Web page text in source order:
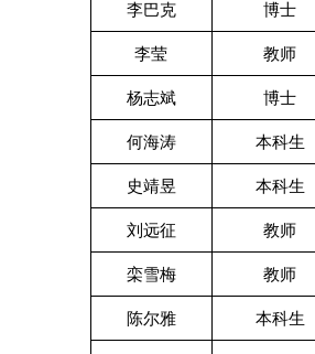
李巴克 博士
李莹 教师
杨志斌 博士
何海涛 本科生
史靖昱 本科生
刘远征 教师
栾雪梅 教师
陈尔雅 本科生